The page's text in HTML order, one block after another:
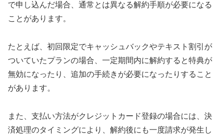
で申し込んだ場合、通常とは異なる解約手順が必要になる
ことがあります。
たとえば、初回限定でキャッシュバックやテキスト割引が
ついていたプランの場合、一定期間内に解約すると特典が
無効になったり、追加の手続きが必要になったりすること
があります。
また、支払い方法がクレジットカード登録の場合には、決
済処理のタイミングにより、解約後にも一度請求が発生し